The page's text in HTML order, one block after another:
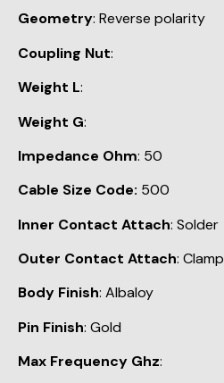
Geometry: Reverse polarity
Coupling Nut:
Weight L:
Weight G:
Impedance Ohm: 50
Cable Size Code: 500
Inner Contact Attach: Solder
Outer Contact Attach: Clamp
Body Finish: Albaloy
Pin Finish: Gold
Max Frequency Ghz: